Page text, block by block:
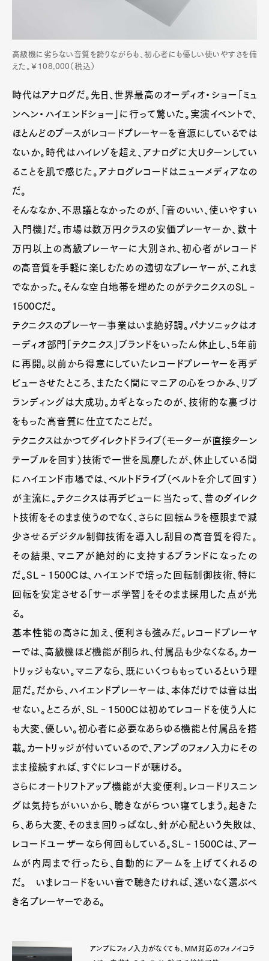
高級機に劣らない音質を誇りながらも、初心者にも優しい使いやすさを備
えた。￥108,000（税込）
時代はアナログだ。先日、世界最高のオーディオ・ショー「ミュ
ンヘン・ハイエンドショー」に行って驚いた。実演イベントで、
ほとんどのブースがレコードプレーヤーを音源にしているでは
ないか。時代はハイレゾを超え、アナログに大Uターンしてい
ることを肌で感じた。アナログレコードはニューメディアなの
だ。
そんななか、不思議となかったのが、「音のいい、使いやすい
入門機」だ。市場は数万円クラスの安価プレーヤーか、数十
万円以上の高級プレーヤーに大別され、初心者がレコード
の高音質を手軽に楽しむための適切なプレーヤーが、これま
でなかった。そんな空白地帯を埋めたのがテクニクスのSL‐
1500Cだ。
テクニクスのプレーヤー事業はいま絶好調。パナソニックはオ
ーディオ部門「テクニクス」ブランドをいったん休止し、5年前
に再開。以前から得意にしていたレコードプレーヤーを再デ
ビューさせたところ、またたく間にマニアの心をつかみ、リブ
ランディングは大成功。カギとなったのが、技術的な裏づけ
をもった高音質に仕立てたことだ。
テクニクスはかつてダイレクトドライブ（モーターが直接ターン
テーブルを回す）技術で一世を風靡したが、休止している間
にハイエンド市場では、ベルトドライブ（ベルトを介して回す）
が主流に。テクニクスは再デビューに当たって、昔のダイレク
ト技術をそのまま使うのでなく、さらに回転ムラを極限まで減
少させるデジタル制御技術を導入し刮目の高音質を得た。
その結果、マニアが絶対的に支持するブランドになったの
だ。SL‐1500Cは、ハイエンドで培った回転制御技術、特に
回転を安定させる「サーボ学習」をそのまま採用した点が光
る。
基本性能の高さに加え、便利さも強みだ。レコードプレーヤ
ーでは、高級機ほど機能が削られ、付属品も少なくなる。カー
トリッジもない。マニアなら、既にいくつももっているという理
屈だ。だから、ハイエンドプレーヤーは、本体だけでは音は出
せない。ところが、SL‐1500Cは初めてレコードを使う人に
も大変、優しい。初心者に必要なあらゆる機能と付属品を搭
載。カートリッジが付いているので、アンプのフォノ入力にその
まま接続すれば、すぐにレコードが聴ける。
さらにオートリフトアップ機能が大変便利。レコードリスニン
グは気持ちがいいから、聴きながらつい寝てしまう。起きた
ら、あら大変、そのまま回りっぱなし、針が心配という失敗は、
レコードユーザーなら何回もしている。SL‐1500Cは、アー
ムが内周まで行ったら、自動的にアームを上げてくれるの
だ。 いまレコードをいい音で聴きたければ、迷いなく選ぶべ
き名プレーヤーである。
アンプにフォノ入力がなくても、MM対応のフォノイコラ